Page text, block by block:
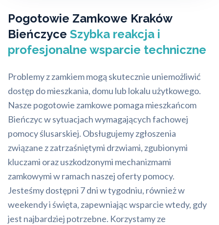
Pogotowie Zamkowe Kraków
Bieńczyce Szybka reakcja i
profesjonalne wsparcie techniczne
Problemy z zamkiem mogą skutecznie uniemożliwić
dostęp do mieszkania, domu lub lokalu użytkowego.
Nasze pogotowie zamkowe pomaga mieszkańcom
Bieńczyc w sytuacjach wymagających fachowej
pomocy ślusarskiej. Obsługujemy zgłoszenia
związane z zatrzaśniętymi drzwiami, zgubionymi
kluczami oraz uszkodzonymi mechanizmami
zamkowymi w ramach naszej oferty pomocy.
Jesteśmy dostępni 7 dni w tygodniu, również w
weekendy i święta, zapewniając wsparcie wtedy, gdy
jest najbardziej potrzebne. Korzystamy ze